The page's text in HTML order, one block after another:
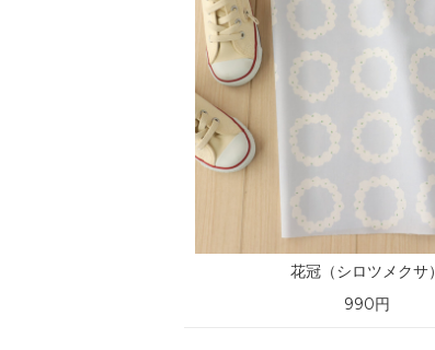
花冠（シロツメクサ）
990円